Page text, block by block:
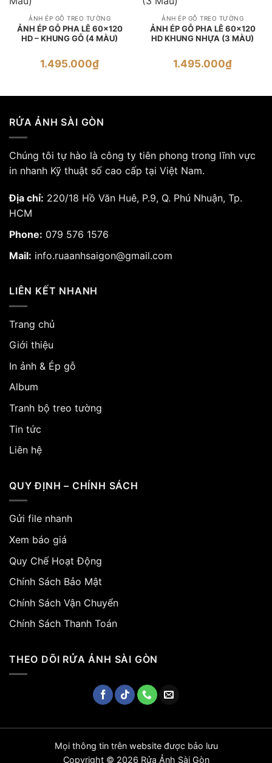
ẢNH ÉP GỖ TREO TƯỜNG
ẢNH ÉP GỖ PHA LÊ 60×120
HD – KHUNG GỖ (4 MÀU)
1.495.000₫
ẢNH ÉP GỖ TREO TƯỜNG
ẢNH ÉP GỖ PHA LÊ 60×120
HD KHUNG NHỰA (3 MÀU)
1.495.000₫
RỬA ẢNH SÀI GÒN
Chúng tôi tự hào là công ty tiên phong trong lĩnh vực
in nhanh Kỹ thuật số cao cấp tại Việt Nam.
Địa chỉ: 220/18 Hồ Văn Huê, P.9, Q. Phú Nhuận, Tp.
HCM
Phone: 079 576 1576
Mail: info.ruaanhsaigon@gmail.com
LIÊN KẾT NHANH
Trang chủ
Giới thiệu
In ảnh & Ép gỗ
Album
Tranh bộ treo tường
Tin tức
Liên hệ
QUY ĐỊNH – CHÍNH SÁCH
Gửi file nhanh
Xem báo giá
Quy Chế Hoạt Động
Chính Sách Bảo Mật
Chính Sách Vận Chuyển
Chính Sách Thanh Toán
THEO DÕI RỬA ẢNH SÀI GÒN
Mọi thông tin trên website được bảo lưu
Copyright © 2026 Rửa Ảnh Sài Gòn